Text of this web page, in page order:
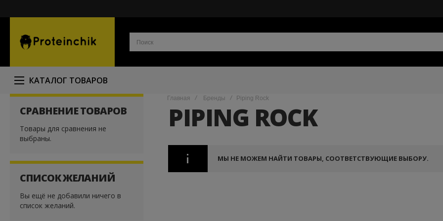
КАТАЛОГ ТОВАРОВ
Главная Бренды Piping Rock
PIPING ROCK
МЫ НЕ МОЖЕМ НАЙТИ ТОВАРЫ, СООТВЕТСТВУЮЩИЕ ВЫБОРУ.
СРАВНЕНИЕ ТОВАРОВ
Товары для сравнения не
выбраны.
СПИСОК ЖЕЛАНИЙ
Вы ещё не добавили ничего в
список желаний.